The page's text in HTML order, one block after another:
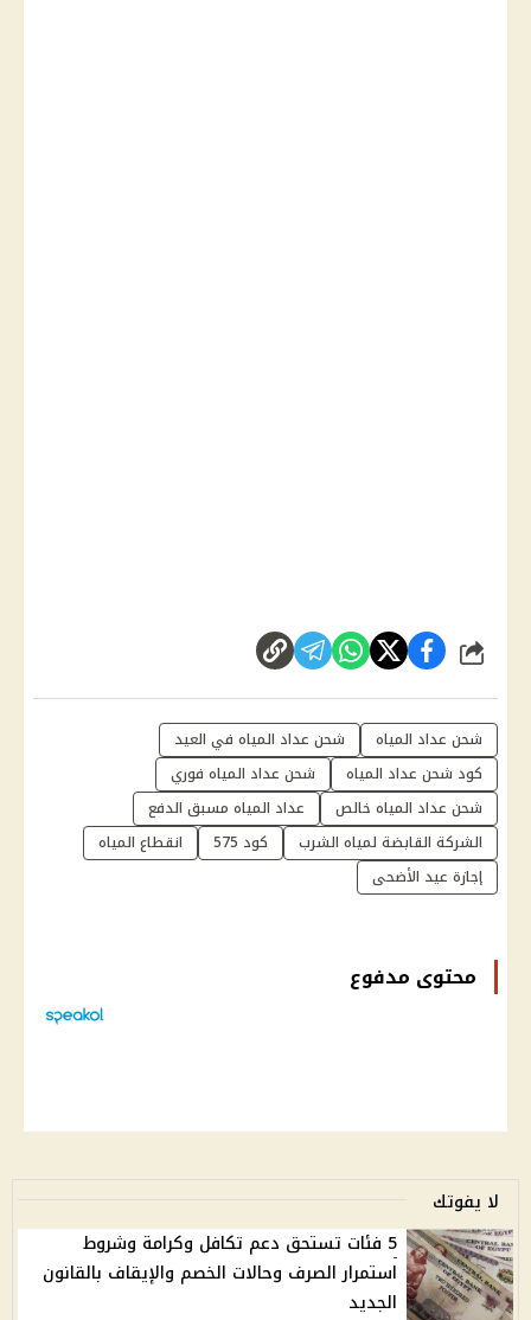
شارك
شحن عداد المياه
شحن عداد المياه في العيد
كود شحن عداد المياه
شحن عداد المياه فوري
شحن عداد المياه خالص
عداد المياه مسبق الدفع
الشركة القابضة لمياه الشرب
كود 575
انقطاع المياه
إجازة عيد الأضحى
محتوى مدفوع
لا يفوتك
5 فئات تستحق دعم تكافل وكرامة وشروط
استمرار الصرف وحالات الخصم والإيقاف بالقانون
الجديد